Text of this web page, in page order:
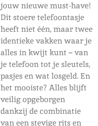
jouw nieuwe must-have!
Dit stoere telefoontasje
heeft niet één, maar twee
identieke vakken waar je
alles in kwijt kunt – van
je telefoon tot je sleutels,
pasjes en wat losgeld. En
het mooiste? Alles blijft
veilig opgeborgen
dankzij de combinatie
van een stevige rits en